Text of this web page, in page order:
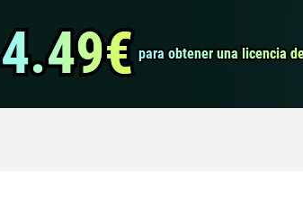
4.49€
4.49€ para obtener una licencia
para obtener una licencia